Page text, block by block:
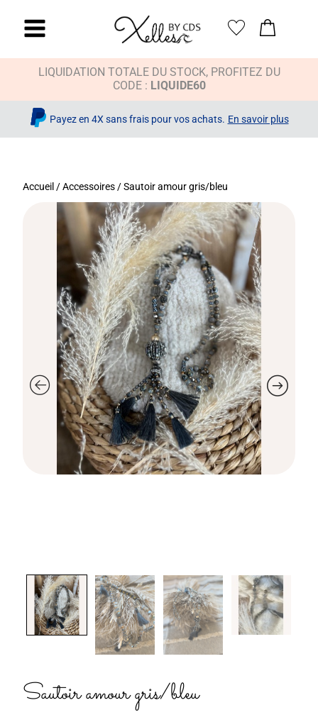
LIQUIDATION TOTALE DU STOCK, PROFITEZ DU
CODE : LIQUIDE60
Payez en 4X sans frais pour vos achats. En savoir plus
Accueil /Accessoires / Sautoir amour gris/bleu
Sautoir amour gris/bleu